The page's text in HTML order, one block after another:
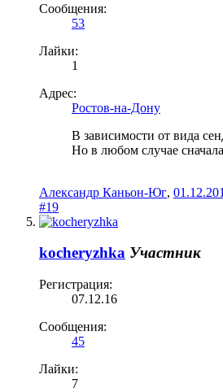
Сообщения:
53
Лайки:
1
Адрес:
Ростов-на-Дону
В зависимости от вида
Но в любом случае
Александр Каньон-Юг,
#19
kocheryzhka Участник
Регистрация:
07.12.16
Сообщения:
45
Лайки:
7